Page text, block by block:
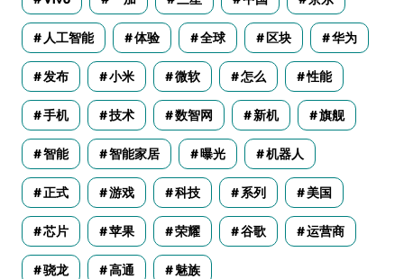
人工智能 体验 全球 区块 华为
发布 小米 微软 怎么 性能
手机 技术 数智网 新机 旗舰
智能 智能家居 曝光 机器人
正式 游戏 科技 系列 美国
芯片 苹果 荣耀 谷歌 运营商
骁龙 高通 魅族